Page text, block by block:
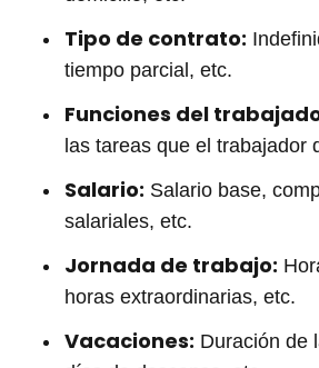
Tipo de contrato:
tiempo parcial, etc.
Funciones del
las tareas que el trabajador
Salario: Salario base,
salariales, etc.
Jornada de trabajo:
horas extraordinarias, etc.
Vacaciones: Duración de